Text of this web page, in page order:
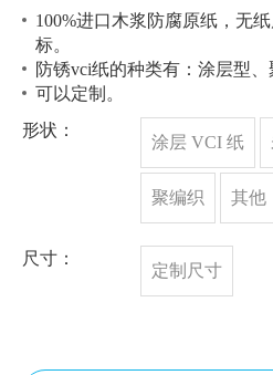
100%进口木浆防腐原纸，无
标。
防锈vci纸的种类有：涂层型、
可以定制。
形状：
涂层 VCI 纸
聚编织 其他
尺寸：
定制尺寸